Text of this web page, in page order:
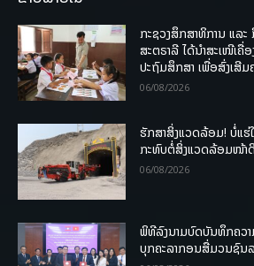
ກະຊວງສຶກສາທິການ ແລ
ສະຕຣາລີ ໄດ້ນຳສະເໜີເຄື່
ປະຖົມສຶກສາ ເພື່ອສົ່ງເສີມ
06/08/2026
ຮັກສາສິ່ງແວດລ້ອມ! ບໍ່ແ
ກະທົບຕໍ່ສິ່ງແວດລ້ອມໜ້າ
06/08/2026
ພິທີລົງນາມບົດບັນທຶກຄວາ
ບຸກຄະລາກອນສື່ມວນຊົນ